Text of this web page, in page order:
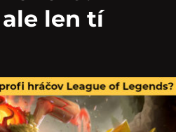
len tí